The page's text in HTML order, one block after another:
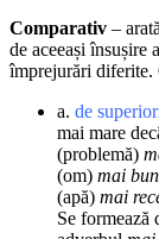
Comparativ –
de aceeași însușire
împrejurări diferite.
a. de
mai mare
(problemă)
(om) mai bun
(apă) mai
Se formează